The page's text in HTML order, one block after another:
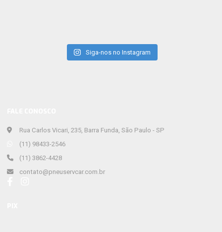
Rua Carlos Vicari, 235, Barra Funda, São Paulo - SP
(11) 98433-2546
(11) 3862-4428
contato@pneuservcar.com.br
Siga-nos no Instagram